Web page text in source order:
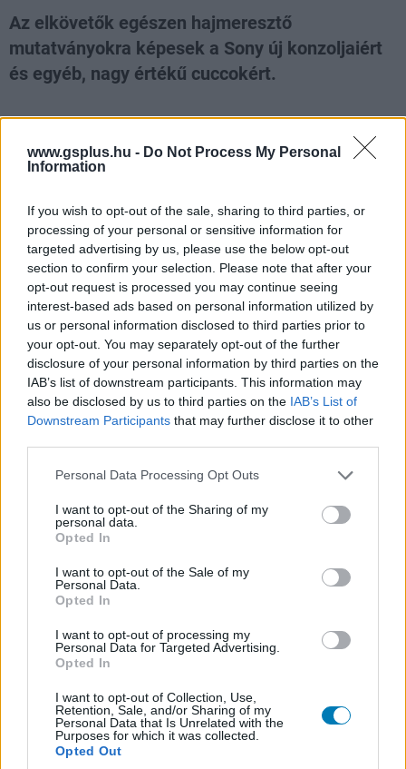
www.gsplus.hu - Do Not Process My Personal
Information
If you wish to opt-out of the sale, sharing to third parties, or
processing of your personal or sensitive information for
targeted advertising by us, please use the below opt-out
section to confirm your selection. Please note that after your
opt-out request is processed you may continue seeing
interest-based ads based on personal information utilized by
us or personal information disclosed to third parties prior to
your opt-out. You may separately opt-out of the further
disclosure of your personal information by third parties on the
IAB’s list of downstream participants. This information may
also be disclosed by us to third parties on the IAB’s List of
Downstream Participants that may further disclose it to other
Please note that this website/app uses one or more Google
not limited to your visit or usage behaviour. You may click to
grant or deny consent to Google and its third-party tags to
use your data for below specified purposes in below Google
consent section.
Personal Data Processing Opt Outs
I want to opt-out of the Sharing of my
personal data.
Opted In
I want to opt-out of the Sale of my
Personal Data.
Opted In
I want to opt-out of processing my
Personal Data for Targeted Advertising.
Opted In
I want to opt-out of Collection, Use,
Retention, Sale, and/or Sharing of my
Personal Data that Is Unrelated with the
Purposes for which it was collected.
Opted Out
Az elkövetők egészen hajmeresztő
mutatványokra képesek a Sony új konzoljaiért
és egyéb, nagy értékű cuccokért.
21.86%
Nem éppen ideális körülmények között zajlott le a
a megjelenéskor csak korlátozott számban volt elérhető
a PlayStation 5 és az Xbox Series X. A helyzeten az sem
igazán segített, hogy akadtak olyanok, akik felvásároltak
egy csomó konzolt, hogy aztán túlárazva eladják azokat,
és a jelek szerint lehetett még egy oka a komoly fejfájást
okozó készlethiánynak.
A The Times beszámolója szerintugyanis az elmúlt
hónapokban többször is előfordult, hogy fosztogatók
tévéket, cigarettákat, kozmetikumokat, mobilokat és
bizony PlayStation 5 konzolokat is zsákmányoltak az
úgynevezett "the rollover" manőverrel.
Ennek az a lényege, hogy a bandák több autót használva
teherautót, amire átmászik az egyik elkövető, valamilyen
eszközt használva betör a raktérbe, majd egész
A lap információi szerint csak szeptemberben legalább
elmúlt hetekben pedig ismét megnövekedett a
próbálkozások száma. Időközben a rendőrség már
tájékoztatta is a szállítókat erről a taktikáról, de nem